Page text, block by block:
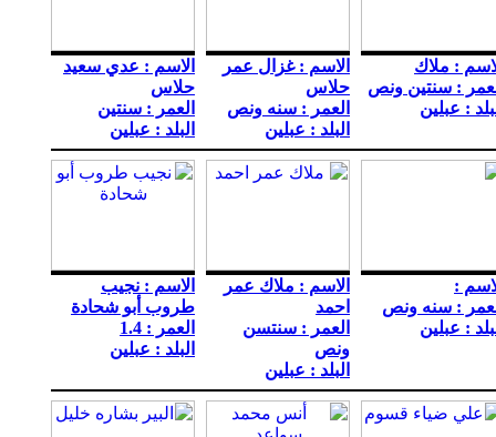
: ملاك
: سنتين ونص
: عبلين
الاسم : غزال عمر
حلاس
العمر : سنه ونص
البلد : عبلين
الاسم : عدي سعيد
حلاس
العمر : سنتين
البلد : عبلين
:
: سنه ونص
: عبلين
الاسم : ملاك عمر
احمد
العمر : سنتسن
ونص
البلد : عبلين
الاسم : نجيب
طروب أبو شحادة
العمر : 1.4
البلد : عبلين